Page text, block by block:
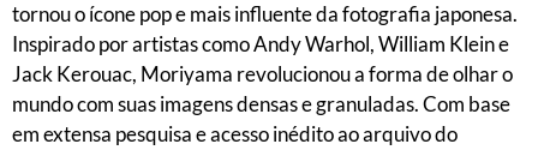
tornou o ícone pop e mais influente da fotografia japonesa.
Inspirado por artistas como Andy Warhol, William Klein e
Jack Kerouac, Moriyama revolucionou a forma de olhar o
mundo com suas imagens densas e granuladas. Com base
em extensa pesquisa e acesso inédito ao arquivo do